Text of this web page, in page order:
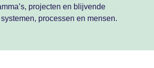
projecten en blijvende
processen en mensen.